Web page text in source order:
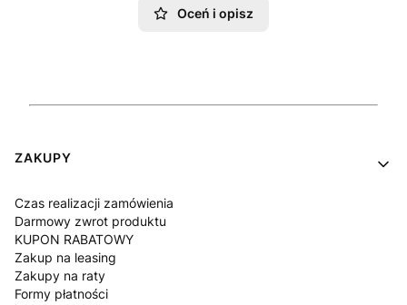
Oceń i opisz
Linki w stopce
ZAKUPY
Czas realizacji zamówienia
Darmowy zwrot produktu
KUPON RABATOWY
Zakup na leasing
Zakupy na raty
Formy płatności